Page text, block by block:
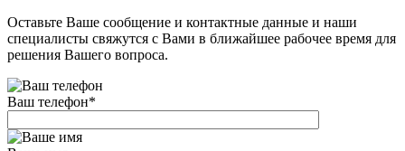
Оставьте Ваше сообщение и контактные данные и наши
специалисты свяжутся с Вами в ближайшее рабочее время для
решения Вашего вопроса.
Ваш телефон*